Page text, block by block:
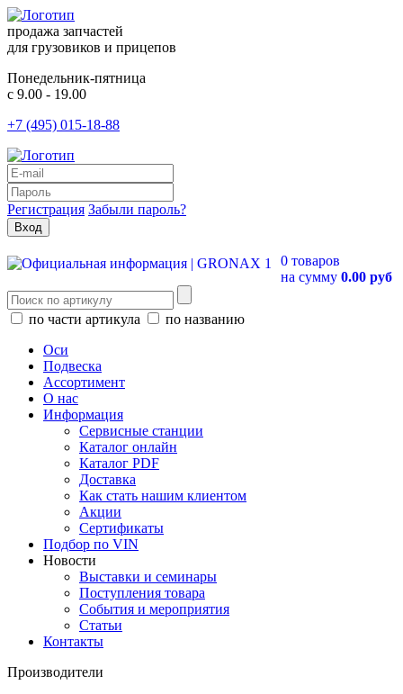
продажа запчастей
для грузовиков и прицепов
Понедельник-пятница
с 9.00 - 19.00
+7 (495) 015-18-88
Регистрация Забыли пароль?
0 товаров
на сумму 0.00 руб
по части артикула
по названию
Оси
Подвеска
Ассортимент
О нас
Информация
Сервисные станции
Каталог онлайн
Каталог PDF
Доставка
Как стать нашим клиентом
Акции
Сертификаты
Подбор по VIN
Новости
Выставки и семинары
Поступления товара
События и мероприятия
Статьи
Контакты
Производители